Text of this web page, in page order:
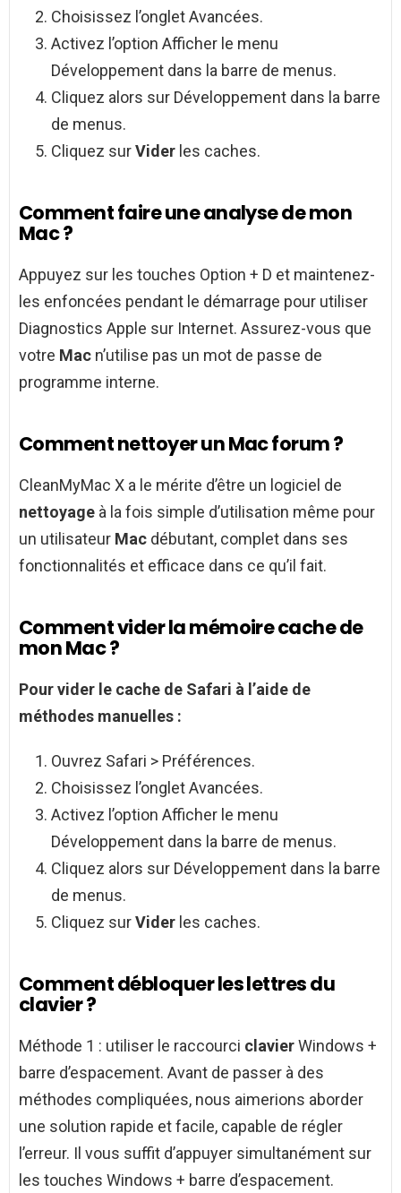
Choisissez l’onglet Avancées.
Activez l’option Afficher le menu
Développement dans la barre de menus.
Cliquez alors sur Développement dans la barre
de menus.
Cliquez surVider les caches.
Comment faire une analyse de mon
Mac ?
Appuyez sur les touches Option + D et maintenez-
les enfoncées pendant le démarrage pour utiliser
Diagnostics Apple sur Internet. Assurez-vous que
votre Mac n’utilise pas un mot de passe de
programme interne.
Comment nettoyer un Mac forum ?
CleanMyMac X a le mérite d’être un logiciel de
nettoyage à la fois simple d’utilisation même pour
un utilisateur Mac débutant, complet dans ses
fonctionnalités et efficace dans ce qu’il fait.
Comment vider la mémoire cache de
mon Mac ?
Pourvider le cache de Safari à l’aide de
méthodes manuelles :
Ouvrez Safari > Préférences.
Choisissez l’onglet Avancées.
Activez l’option Afficher le menu
Développement dans la barre de menus.
Cliquez alors sur Développement dans la barre
de menus.
Cliquez surVider les caches.
Comment débloquer les lettres du
clavier ?
Méthode 1 : utiliser le raccourci clavierWindows +
barre d’espacement. Avant de passer à des
méthodes compliquées, nous aimerions aborder
une solution rapide et facile, capable de régler
l’erreur. Il vous suffit d’appuyer simultanément sur
les touches Windows + barre d’espacement.